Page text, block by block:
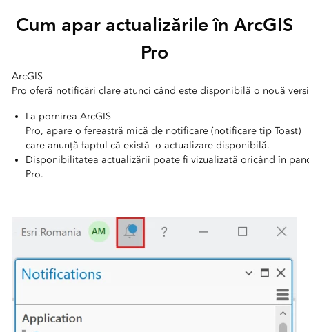
Cum apar actualizările în ArcGIS
Pro
ArcGIS
Pro oferă notificări clare atunci când este disponibilă o nouă
La pornirea ArcGIS
Pro, apare o fereastră mică de notificare (notificare tip Toast)
care anunță faptul că există o actualizare disponibilă.
Disponibilitatea actualizării poate fi vizualizată oricând în
Pro.
Condițiile specifice în care